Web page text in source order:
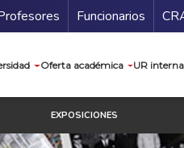
Funcionarios
Oferta académica UR
EXPOSICIONES